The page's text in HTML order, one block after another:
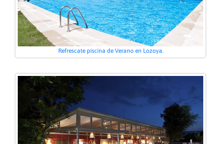
Refrescate piscina de Verano en Lozoya.